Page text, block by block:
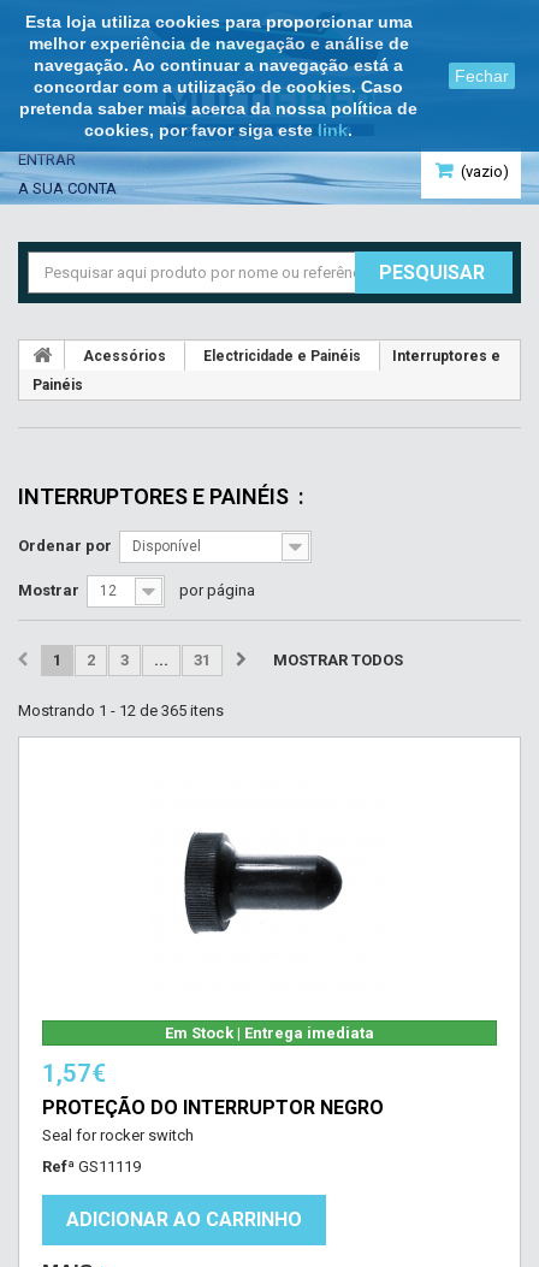
Esta loja utiliza cookies para proporcionar uma
melhor experiência de navegação e análise de
navegação. Ao continuar a navegação está a
concordar com a utilização de cookies. Caso
pretenda saber mais acerca da nossa política de
cookies, por favor siga este link.
Fechar
(vazio)
ENTRAR
A SUA CONTA
PESQUISAR
Acessórios Electricidade e Painéis
Interruptores e
Painéis
INTERRUPTORES E PAINÉIS :
Ordenar por Disponível
Mostrar 12 por página
MOSTRAR TODOS
1 2 3 ... 31
Mostrando 1 - 12 de 365 itens
Em Stock | Entrega imediata
1,57€
PROTEÇÃO DO INTERRUPTOR NEGRO
Seal for rocker switch
Refª GS11119
ADICIONAR AO CARRINHO